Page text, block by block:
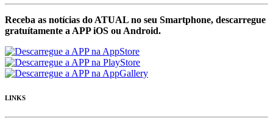
Receba as notícias do ATUAL no seu Smartphone, descarregue
gratuítamente a APP iOS ou Android.
LINKS